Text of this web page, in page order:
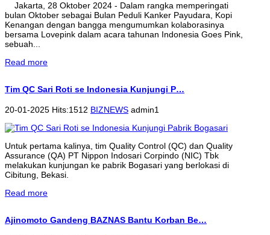
Jakarta, 28 Oktober 2024 - Dalam rangka memperingati
bulan Oktober sebagai Bulan Peduli Kanker Payudara, Kopi
Kenangan dengan bangga mengumumkan kolaborasinya
bersama Lovepink dalam acara tahunan Indonesia Goes Pink,
sebuah...
Read more
Tim QC Sari Roti se Indonesia Kunjungi P…
20-01-2025 Hits:1512 BIZNEWS admin1
Untuk pertama kalinya, tim Quality Control (QC) dan Quality
Assurance (QA) PT Nippon Indosari Corpindo (NIC) Tbk
melakukan kunjungan ke pabrik Bogasari yang berlokasi di
Cibitung, Bekasi.
Read more
Ajinomoto Gandeng BAZNAS Bantu Korban Be…